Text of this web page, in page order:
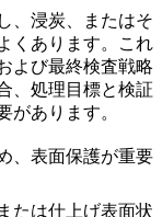
、浸炭、またはそ
くあります。これ
よび最終検査戦略
、処理目標と検証
があります。
、表面保護が重要
たは仕上げ表面状